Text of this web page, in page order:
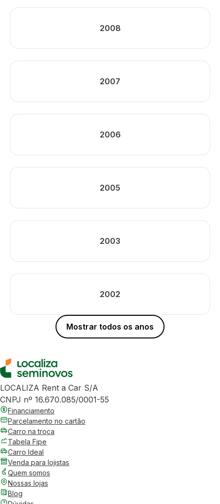
2008
2007
2006
2005
2003
2002
Mostrar todos os anos
LOCALIZA Rent a Car S/A
CNPJ nº 16.670.085/0001-55
Financiamento
Parcelamento no cartão
Carro na troca
Tabela Fipe
Carro Ideal
Venda para lojistas
Quem somos
Nossas lojas
Blog